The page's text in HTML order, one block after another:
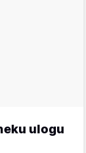
ulogu